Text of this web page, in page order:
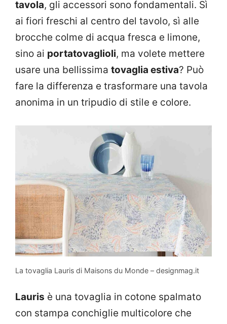
tavola, gli accessori sono fondamentali. Sì
ai fiori freschi al centro del tavolo, sì alle
brocche colme di acqua fresca e limone,
sino ai portatovaglioli, ma volete mettere
usare una bellissima tovaglia estiva? Può
fare la differenza e trasformare una tavola
anonima in un tripudio di stile e colore.
La tovaglia Lauris di Maisons du Monde – designmag.it
Lauris è una tovaglia in cotone spalmato
con stampa conchiglie multicolore che